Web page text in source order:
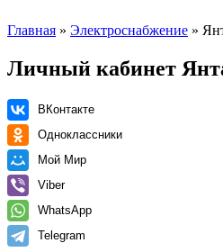
Главная » Электроснабжение »
Личный кабинет
ВКонтакте
Одноклассники
Мой Мир
Viber
WhatsApp
Telegram